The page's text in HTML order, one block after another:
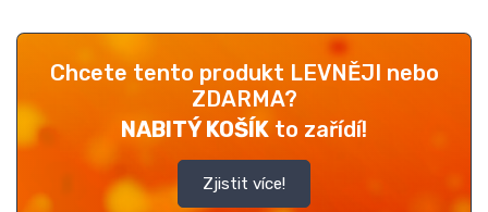
Chcete tento produkt LEVNĚJI nebo
ZDARMA?
NABITÝ KOŠÍK to zařídí!
Zjistit více!